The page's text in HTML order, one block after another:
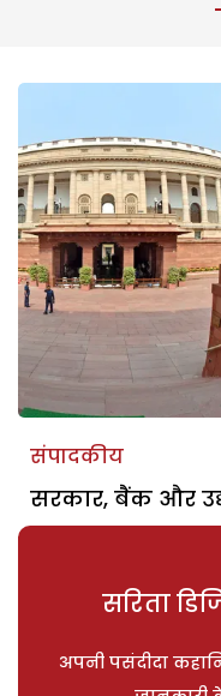
संपादकीय
सरकार, बैंक और
सरिता
अपनी पसंदीदा